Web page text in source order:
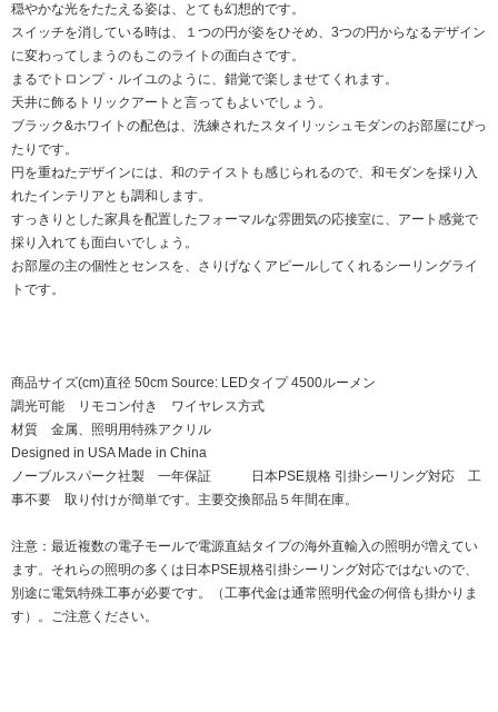
穏やかな光をたたえる姿は、とても幻想的です。
スイッチを消している時は、１つの円が姿をひそめ、3つの円からなるデザイン
に変わってしまうのもこのライトの面白さです。
まるでトロンプ・ルイユのように、錯覚で楽しませてくれます。
天井に飾るトリックアートと言ってもよいでしょう。
ブラック&ホワイトの配色は、洗練されたスタイリッシュモダンのお部屋にぴっ
たりです。
円を重ねたデザインには、和のテイストも感じられるので、和モダンを採り入
れたインテリアとも調和します。
すっきりとした家具を配置したフォーマルな雰囲気の応接室に、アート感覚で
採り入れても面白いでしょう。
お部屋の主の個性とセンスを、さりげなくアピールしてくれるシーリングライ
トです。
商品サイズ(cm)直径 50cm Source: LEDタイプ 4500ルーメン
調光可能 リモコン付き ワイヤレス方式
材質 金属、照明用特殊アクリル
Designed in USA Made in China
ノーブルスパーク社製 一年保証 日本PSE規格 引掛シーリング対応 工
事不要 取り付けが簡単です。主要交換部品５年間在庫。
注意：最近複数の電子モールで電源直結タイプの海外直輸入の照明が増えてい
ます。それらの照明の多くは日本PSE規格引掛シーリング対応ではないので、
別途に電気特殊工事が必要です。（工事代金は通常照明代金の何倍も掛かりま
す）。ご注意ください。